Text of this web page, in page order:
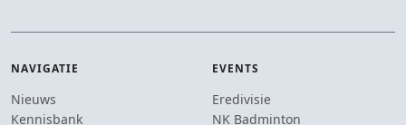
NAVIGATIE
Nieuws
Kennisbank
EVENTS
Eredivisie
NK Badminton